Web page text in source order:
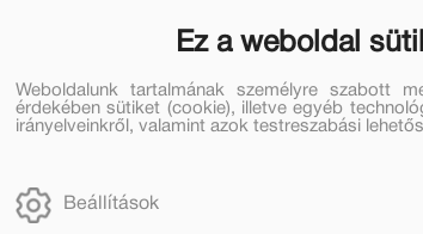
stop. Bill Danilovics MacKonov - we will
Son of White Deer, who despite the name is a
with an elastic band and she do just a tiny bit
And in the pouring rain they begin to talk.
and you can look out of it and go into it.
Ez a weboldal
Weboldalunk tartalmának személyre szabott
érdekében sütiket (cookie), illetve egyéb
irányelveinkről, valamint azok testreszabási
Beállítások